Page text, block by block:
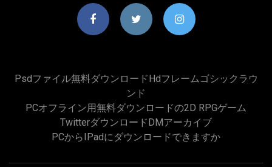
Psdファイル無料ダウンロードhdフレームゴシックラウ
ンド
PCオフライン用無料ダウンロードの2D RPGゲーム
TwitterダウンロードDMアーカイブ
PCからiPadにダウンロードできますか